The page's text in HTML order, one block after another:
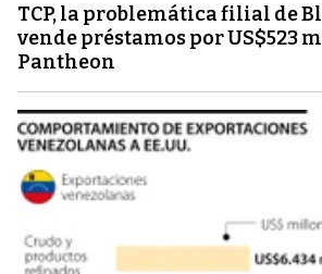
TCP, la problemática filial de
vende préstamos por US$523
Pantheon